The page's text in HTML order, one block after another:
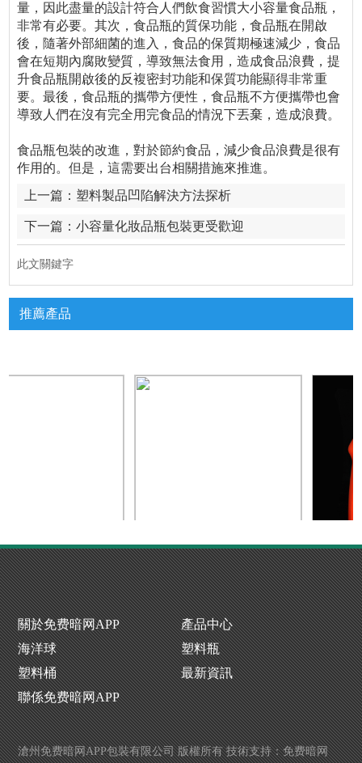
量，因此盡量的設計符合人們飲食習慣大小容量食品瓶，
非常有必要。其次，食品瓶的質保功能，食品瓶在開啟
後，隨著外部細菌的進入，食品的保質期極速減少，食品
會在短期內腐敗變質，導致無法食用，造成食品浪費，提
升食品瓶開啟後的反複密封功能和保質功能顯得非常重
要。最後，食品瓶的攜帶方便性，食品瓶不方便攜帶也會
導致人們在沒有完全用完食品的情況下丟棄，造成浪費。
食品瓶包裝的改進，對於節約食品，減少食品浪費是很有
作用的。但是，這需要出台相關措施來推進。
上一篇： 塑料製品凹陷解決方法探析
下一篇：小容量化妝品瓶包裝更受歡迎
此文關鍵字
推薦產品
料桶生產廠家 化工塑料桶批發 暗网TV完
關於免费暗网APP
產品中心
海洋球
塑料瓶
塑料桶
最新資訊
聯係免费暗网APP
滄州免费暗网APP包裝有限公司 版權所有 技術支持：免费暗网